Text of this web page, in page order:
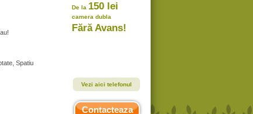
Spatiu
De la 150 lei
camera dubla
Fără Avans!
Vezi aici telefonul
Contacteaza